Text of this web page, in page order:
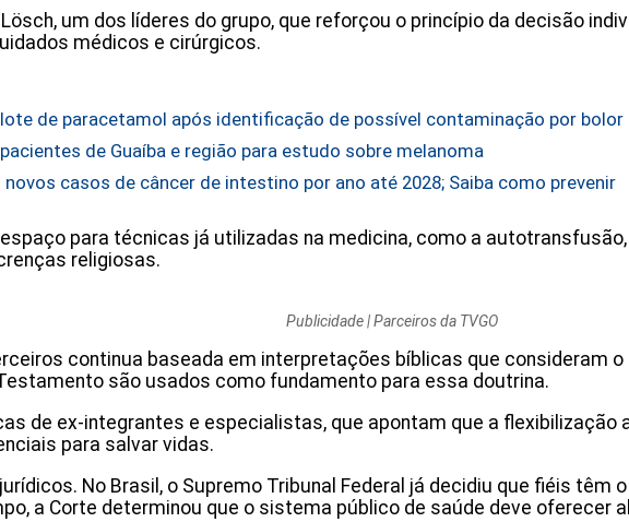
, um dos líderes do grupo, que reforçou o princípio da decisão
médicos e cirúrgicos.
de paracetamol após identificação de possível contaminação por bolor
de Guaíba e região para estudo sobre melanoma
casos de câncer de intestino por ano até 2028; Saiba como prevenir
para técnicas já utilizadas na medicina, como a
religiosas.
Publicidade | Parceiros da TVGO
continua baseada em interpretações bíblicas que consideram
são usados como fundamento para essa doutrina.
de ex-integrantes e especialistas, que apontam que a
para salvar vidas.
No Brasil, o Supremo Tribunal Federal já decidiu que fiéis têm
a Corte determinou que o sistema público de saúde deve